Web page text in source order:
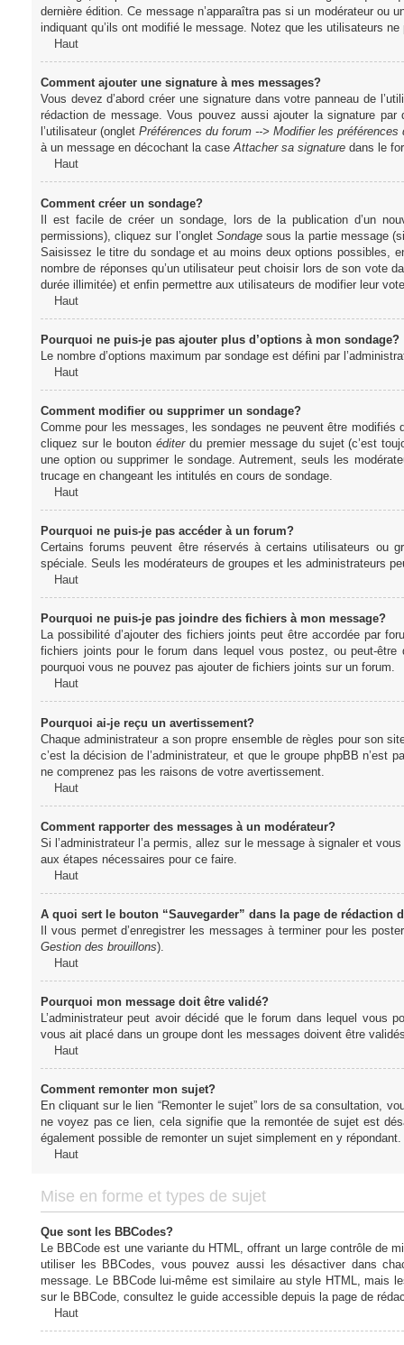
dernière édition. Ce message n’apparaîtra pas si un modérateur
indiquant qu’ils ont modifié le message. Notez que les utilisateurs
Haut
Comment ajouter une signature à mes messages?
Vous devez d’abord créer une signature dans votre panneau de
rédaction de message. Vous pouvez aussi ajouter la signature
l’utilisateur (onglet Préférences du forum --> Modifier les préférences
à un message en décochant la caseAttacher sa signaturedans le
Haut
Comment créer un sondage?
Il est facile de créer un sondage, lors de la publication d’un
permissions), cliquez sur l’onglet Sondagesous la partie message
Saisissez le titre du sondage et au moins deux options possibles,
nombre de réponses qu’un utilisateur peut choisir lors de son vote
durée illimitée) et enfin permettre aux utilisateurs de modifier leur
Haut
Pourquoi ne puis-je pas ajouter plus d’options à mon sondage?
Le nombre d’options maximum par sondage est défini par
Haut
Comment modifier ou supprimer un sondage?
Comme pour les messages, les sondages ne peuvent être modifiés
cliquez sur le bouton éditerdu premier message du sujet (c’est
une option ou supprimer le sondage. Autrement, seuls les
trucage en changeant les intitulés en cours de sondage.
Haut
Pourquoi ne puis-je pas accéder à un forum?
Certains forums peuvent être réservés à certains utilisateurs ou
spéciale. Seuls les modérateurs de groupes et les administrateurs
Haut
Pourquoi ne puis-je pas joindre des fichiers à mon message?
La possibilité d’ajouter des fichiers joints peut être accordée par
fichiers joints pour le forum dans lequel vous postez, ou peut-
pourquoi vous ne pouvez pas ajouter de fichiers joints sur un forum.
Haut
Pourquoi ai-je reçu un avertissement?
Chaque administrateur a son propre ensemble de règles pour son
c’est la décision de l’administrateur, et que le groupe phpBB n’est
ne comprenez pas les raisons de votre avertissement.
Haut
Comment rapporter des messages à un modérateur?
Si l’administrateur l’a permis, allez sur le message à signaler et
aux étapes nécessaires pour ce faire.
Haut
A quoi sert le bouton “Sauvegarder” dans la page de rédaction
Il vous permet d’enregistrer les messages à terminer pour les
Gestion des brouillons).
Haut
Pourquoi mon message doit être validé?
L’administrateur peut avoir décidé que le forum dans lequel vous
vous ait placé dans un groupe dont les messages doivent être
Haut
Comment remonter mon sujet?
En cliquant sur le lien “Remonter le sujet” lors de sa consultation,
ne voyez pas ce lien, cela signifie que la remontée de sujet est
également possible de remonter un sujet simplement en y
Haut
Mise en forme et types de sujet
Que sont les BBCodes?
Le BBCode est une variante du HTML, offrant un large contrôle de
utiliser les BBCodes, vous pouvez aussi les désactiver dans
message. Le BBCode lui-même est similaire au style HTML, mais
sur le BBCode, consultez le guide accessible depuis la page de
Haut